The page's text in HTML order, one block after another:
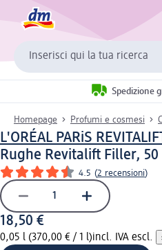
Inserisci qui la tua ricerca
Spedizione
Homepage Profumi e cosmesi
L'ORÉAL PARiS
Rughe Revitalift Filler,
4.5 (2 recensioni)
18,50 €
0,05 l (370,00 € / 1 l)incl. IVA escl.